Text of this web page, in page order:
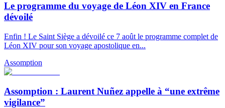
Le programme du voyage de Léon XIV en France
dévoilé
Enfin ! Le Saint Siège a dévoilé ce 7 août le programme complet de
Léon XIV pour son voyage apostolique en...
Assomption
Assomption : Laurent Nuñez appelle à “une extrême
vigilance”